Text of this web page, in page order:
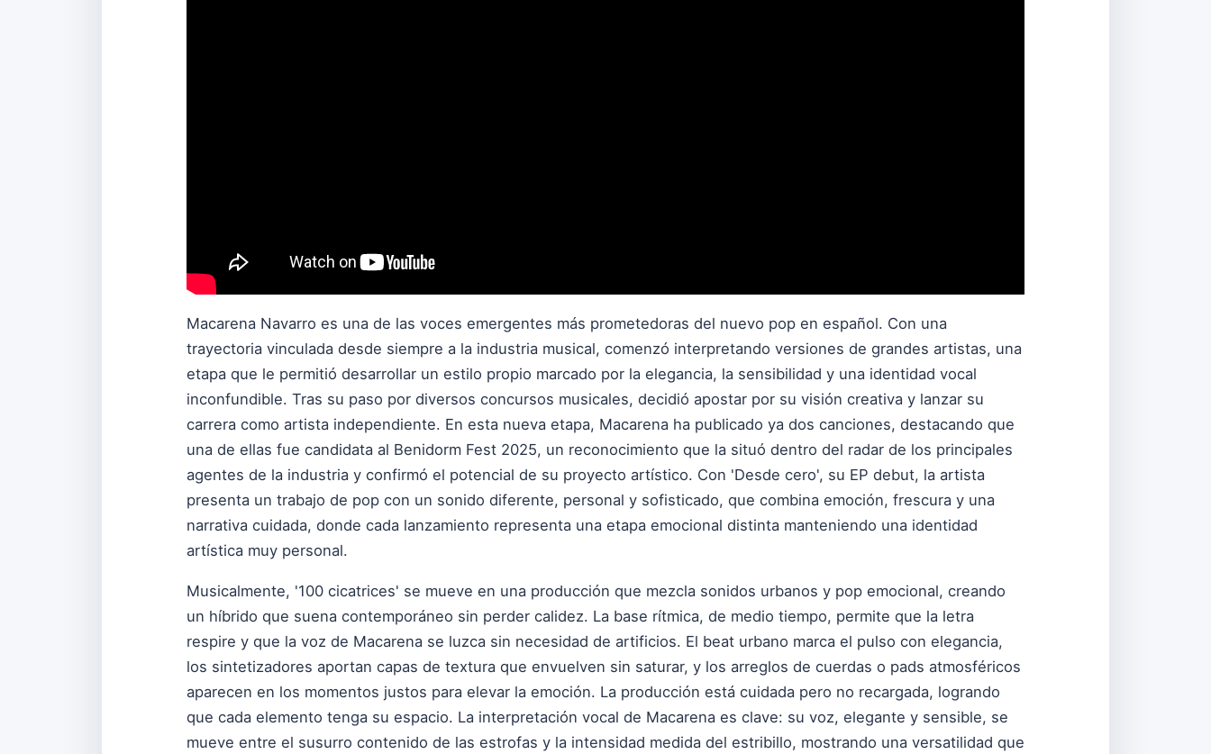
Macarena Navarro es una de las voces emergentes más prometedoras del nuevo pop en español. Con una
trayectoria vinculada desde siempre a la industria musical, comenzó interpretando versiones de grandes artistas, una
etapa que le permitió desarrollar un estilo propio marcado por la elegancia, la sensibilidad y una identidad vocal
inconfundible. Tras su paso por diversos concursos musicales, decidió apostar por su visión creativa y lanzar su
carrera como artista independiente. En esta nueva etapa, Macarena ha publicado ya dos canciones, destacando que
una de ellas fue candidata al Benidorm Fest 2025, un reconocimiento que la situó dentro del radar de los principales
agentes de la industria y confirmó el potencial de su proyecto artístico. Con 'Desde cero', su EP debut, la artista
presenta un trabajo de pop con un sonido diferente, personal y sofisticado, que combina emoción, frescura y una
narrativa cuidada, donde cada lanzamiento representa una etapa emocional distinta manteniendo una identidad
artística muy personal.
Musicalmente, '100 cicatrices' se mueve en una producción que mezcla sonidos urbanos y pop emocional, creando
un híbrido que suena contemporáneo sin perder calidez. La base rítmica, de medio tiempo, permite que la letra
respire y que la voz de Macarena se luzca sin necesidad de artificios. El beat urbano marca el pulso con elegancia,
los sintetizadores aportan capas de textura que envuelven sin saturar, y los arreglos de cuerdas o pads atmosféricos
aparecen en los momentos justos para elevar la emoción. La producción está cuidada pero no recargada, logrando
que cada elemento tenga su espacio. La interpretación vocal de Macarena es clave: su voz, elegante y sensible, se
mueve entre el susurro contenido de las estrofas y la intensidad medida del estribillo, mostrando una versatilidad que